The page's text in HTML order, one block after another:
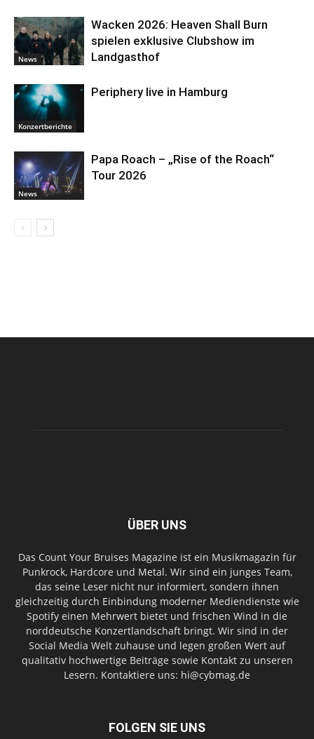
News
Wacken 2026: Heaven Shall Burn
spielen exklusive Clubshow im
Landgasthof
Konzertberichte
Periphery live in Hamburg
News
Papa Roach – „Rise of the Roach“
Tour 2026
ÜBER UNS
Das Count Your Bruises Magazine ist ein Musikmagazin für
Punkrock, Hardcore und Metal. Wir sind ein junges Team,
das seine Leser nicht nur informiert, sondern ihnen
gleichzeitig durch Einbindung moderner Mediendienste wie
Spotify einen Mehrwert bietet und frischen Wind in die
norddeutsche Konzertlandschaft bringt. Wir sind in der
Social Media Welt zuhause und legen großen Wert auf
qualitativ hochwertige Beiträge sowie Kontakt zu unseren
Lesern. Kontaktiere uns: hi@cybmag.de
FOLGEN SIE UNS